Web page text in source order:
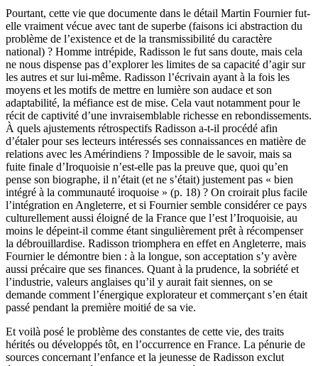
Pourtant, cette vie que documente dans le détail Martin Fournier fut-
elle vraiment vécue avec tant de superbe (faisons ici abstraction du
problème de l’existence et de la transmissibilité du caractère
national) ? Homme intrépide, Radisson le fut sans doute, mais cela
ne nous dispense pas d’explorer les limites de sa capacité d’agir sur
les autres et sur lui-même. Radisson l’écrivain ayant à la fois les
moyens et les motifs de mettre en lumière son audace et son
adaptabilité, la méfiance est de mise. Cela vaut notamment pour le
récit de captivité d’une invraisemblable richesse en rebondissements.
À quels ajustements rétrospectifs Radisson a-t-il procédé afin
d’étaler pour ses lecteurs intéressés ses connaissances en matière de
relations avec les Amérindiens ? Impossible de le savoir, mais sa
fuite finale d’Iroquoisie n’est-elle pas la preuve que, quoi qu’en
pense son biographe, il n’était (et ne s’était) justement pas « bien
intégré à la communauté iroquoise » (p. 18) ? On croirait plus facile
l’intégration en Angleterre, et si Fournier semble considérer ce pays
culturellement aussi éloigné de la France que l’est l’Iroquoisie, au
moins le dépeint-il comme étant singulièrement prêt à récompenser
la débrouillardise. Radisson triomphera en effet en Angleterre, mais
Fournier le démontre bien : à la longue, son acceptation s’y avère
aussi précaire que ses finances. Quant à la prudence, la sobriété et
l’industrie, valeurs anglaises qu’il y aurait fait siennes, on se
demande comment l’énergique explorateur et commerçant s’en était
passé pendant la première moitié de sa vie.
Et voilà posé le problème des constantes de cette vie, des traits
hérités ou développés tôt, en l’occurrence en France. La pénurie de
sources concernant l’enfance et la jeunesse de Radisson exclut